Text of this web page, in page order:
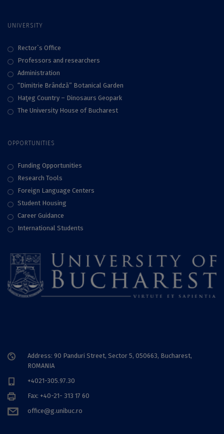
UNIVERSITY
Rector`s Office
Professors and researchers
Administration
“Dimitrie Brândză” Botanical Garden
Haţeg Country – Dinosaurs Geopark
The University House of Bucharest
OPPORTUNITIES
Funding Opportunities
Research Tools
Foreign Language Centers
Student Housing
Career Guidance
International Students
Address: 90 Panduri Street, Sector 5, 050663, Bucharest,
ROMANIA
+4021-305.97.30
Fax: +40-21- 313 17 60
office@g.unibuc.ro